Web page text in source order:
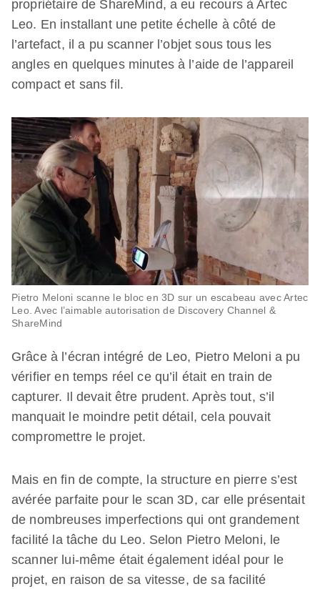
propriétaire de ShareMind, a eu recours à Artec
Leo. En installant une petite échelle à côté de
l’artefact, il a pu scanner l’objet sous tous les
angles en quelques minutes à l’aide de l’appareil
compact et sans fil.
Pietro Meloni scanne le bloc en 3D sur un escabeau avec Artec
Leo. Avec l’aimable autorisation de Discovery Channel &
ShareMind
Grâce à l’écran intégré de Leo, Pietro Meloni a pu
vérifier en temps réel ce qu’il était en train de
capturer. Il devait être prudent. Après tout, s’il
manquait le moindre petit détail, cela pouvait
compromettre le projet.
Mais en fin de compte, la structure en pierre s’est
avérée parfaite pour le scan 3D, car elle présentait
de nombreuses imperfections qui ont grandement
facilité la tâche du Leo. Selon Pietro Meloni, le
scanner lui-même était également idéal pour le
projet, en raison de sa vitesse, de sa facilité